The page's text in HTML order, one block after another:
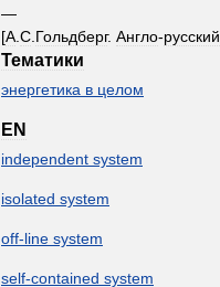
—
[А С Гольдберг. Англо-русский
Тематики
энергетика в целом
EN
independent system
isolated system
off-line system
self-contained system